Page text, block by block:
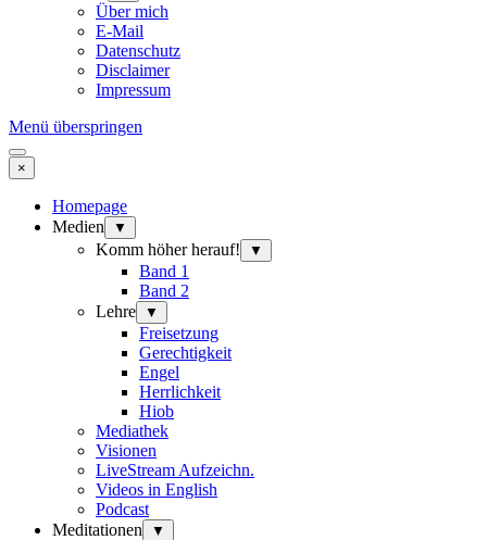
Über mich
E-Mail
Datenschutz
Disclaimer
Impressum
Menü überspringen
×
Homepage
Medien
▼
Komm höher herauf! ▼
Band 1
Band 2
Lehre
▼
Freisetzung
Gerechtigkeit
Engel
Herrlichkeit
Hiob
Mediathek
Visionen
LiveStream Aufzeichn.
Videos in English
Podcast
Meditationen
▼